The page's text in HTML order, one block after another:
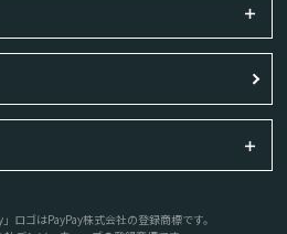
」ロゴはPayPay株式会社の登録商標です。